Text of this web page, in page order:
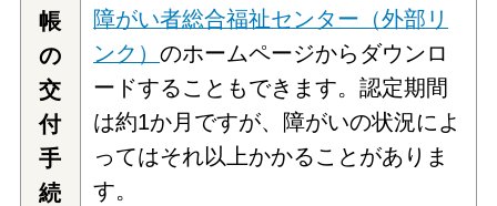
帳
の
交
付
手
続
障がい者総合福祉センター（外部リ
ンク）のホームページからダウンロ
ードすることもできます。認定期間
は約1か月ですが、障がいの状況によ
ってはそれ以上かかることがありま
す。